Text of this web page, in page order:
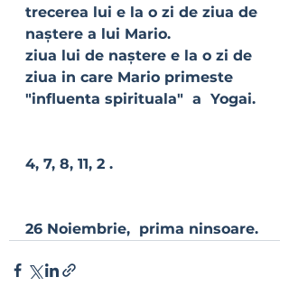
trecerea lui e la o zi de ziua de
naștere a lui Mario.
ziua lui de naștere e la o zi de
ziua in care Mario primeste
"influenta spirituala"  a  Yogai.
4, 7, 8, 11, 2 .
26 Noiembrie,  prima ninsoare.